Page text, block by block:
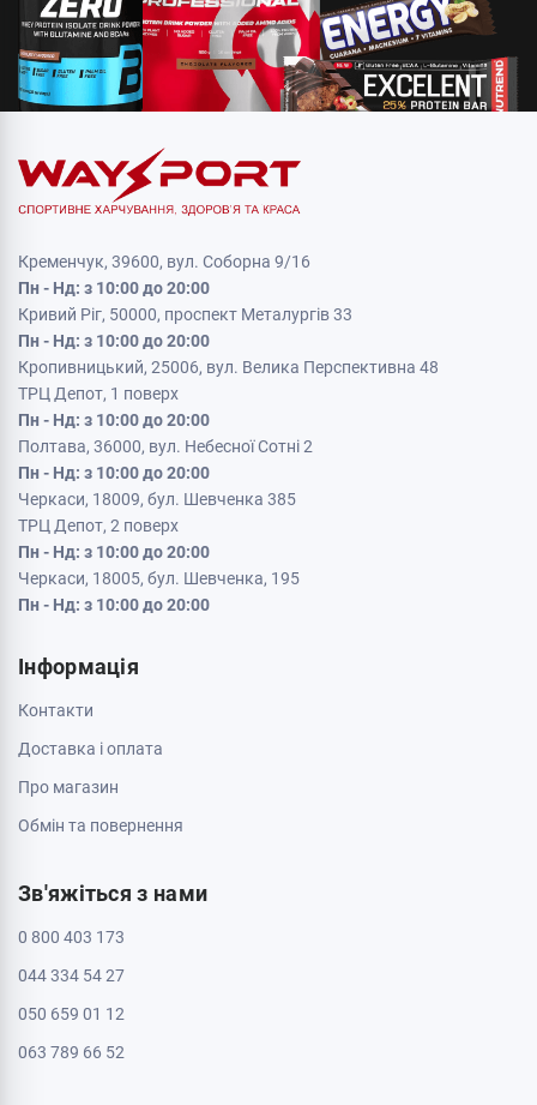
Кременчук, 39600, вул. Соборна 9/16
Пн - Нд: з 10:00 до 20:00
Кривий Ріг, 50000, проспект Металургів 33
Пн - Нд: з 10:00 до 20:00
Кропивницький, 25006, вул. Велика Перспективна 48
ТРЦ Депот, 1 поверх
Пн - Нд: з 10:00 до 20:00
Полтава, 36000, вул. Небесної Сотні 2
Пн - Нд: з 10:00 до 20:00
Черкаси, 18009, бул. Шевченка 385
ТРЦ Депот, 2 поверх
Пн - Нд: з 10:00 до 20:00
Черкаси, 18005, бул. Шевченка, 195
Пн - Нд: з 10:00 до 20:00
Інформація
Контакти
Доставка і оплата
Про магазин
Обмін та повернення
Зв'яжіться з нами
0 800 403 173
044 334 54 27
050 659 01 12
063 789 66 52